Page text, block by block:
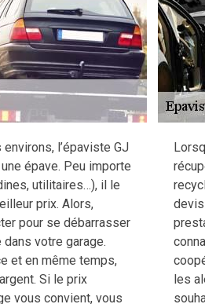
l’épaviste GJ
épave. Peu importe
utilitaires…), il le
prix. Alors,
pour se débarrasser
dans votre garage.
et en même temps,
Si le prix
vous convient, vous
les